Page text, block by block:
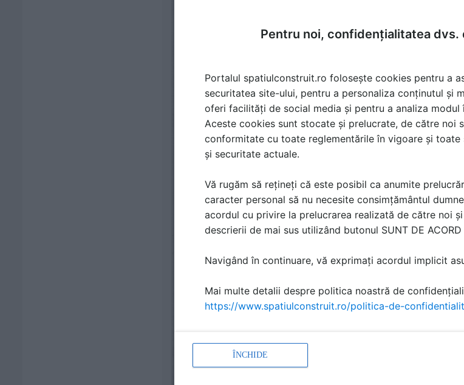
Pentru noi, confidențialitatea
Portalul spatiulconstruit.ro folosește cookies pentru a
securitatea site-ului, pentru a personaliza conținutul și
oferi facilități de social media și pentru a analiza
Aceste cookies sunt stocate și prelucrate, de către noi
conformitate cu toate reglementările în vigoare și
și securitate actuale.
Vă rugăm să rețineți că este posibil ca anumite
caracter personal să nu necesite consimțământul
acordul cu privire la prelucrarea realizată de către noi
descrierii de mai sus utilizând butonul SUNT DE
Navigând în continuare, vă exprimați acordul implicit
Mai multe detalii despre politica noastră de
https://www.spatiulconstruit.ro/politica-de-
ÎNCHIDE